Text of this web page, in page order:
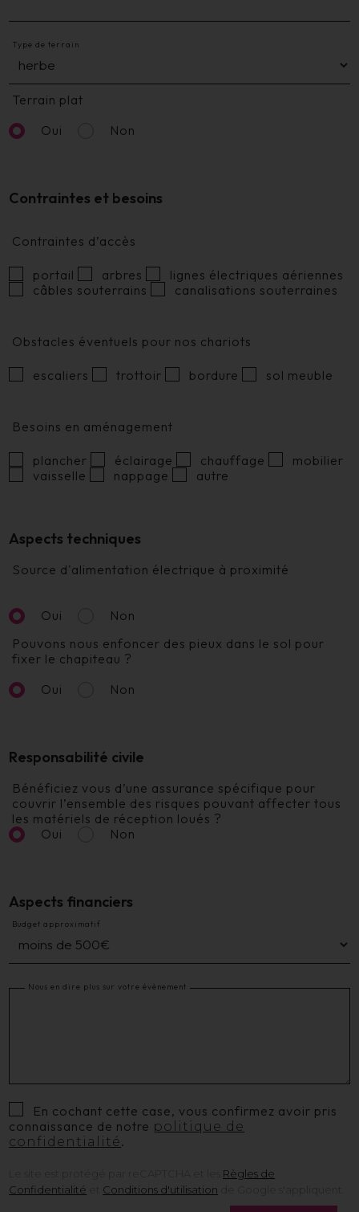
Type de terrain
Oui Non
Terrain plat
Contraintes et besoins
portail arbres
lignes électriques aériennes
câbles souterrains
canalisations souterraines
Contraintes d’accès
escaliers trottoir bordure sol meuble
Obstacles éventuels pour nos chariots
plancher éclairage chauffage
mobilier
vaisselle
nappage autre
Besoins en aménagement
Aspects techniques
Oui Non
Source d'alimentation électrique à proximité
Oui Non
Pouvons nous enfoncer des pieux dans le sol pour
fixer le chapiteau ?
Responsabilité civile
Oui Non
Bénéficiez vous d’une assurance spécifique pour
couvrir l’ensemble des risques pouvant affecter tous
les matériels de réception loués ?
Aspects financiers
Budget approximatif
Nous en dire plus sur votre évènement
En cochant cette case, vous confirmez avoir pris
connaissance de notre politique de
confidentialité.
Règles de
Confidentialité
Conditions d'utilisation